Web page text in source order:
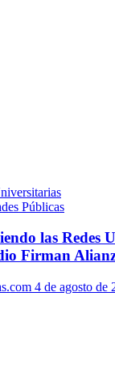
Públicas
las Redes
Firman
4 de agosto de